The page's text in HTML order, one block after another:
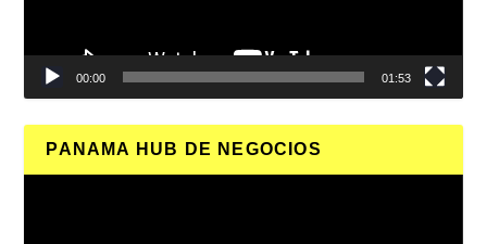
00:00 01:53
PANAMA HUB DE NEGOCIOS